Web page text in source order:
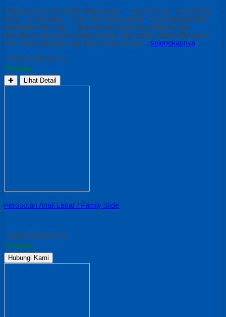
Playground taman anak Keterangan : – Luas 5×3 m – 1 unit slide
lurus – 2 unit atap – 1 unit perosotan spiral – 1 unit tangga fiber –
Ketebalan fiber 4mm – Material dari pipa besi galvanis dan
fiberglass Menerima segala request dari anda. Bahan fiberglass
free ongkir all jawa, bagi anda yang berada… selengkapnya
*Harga Hubungi CS
Tersedia
✚ Lihat Detail
Perosotan Anak Lebar / Family Slide
*Harga Hubungi CS
Tersedia
Hubungi Kami